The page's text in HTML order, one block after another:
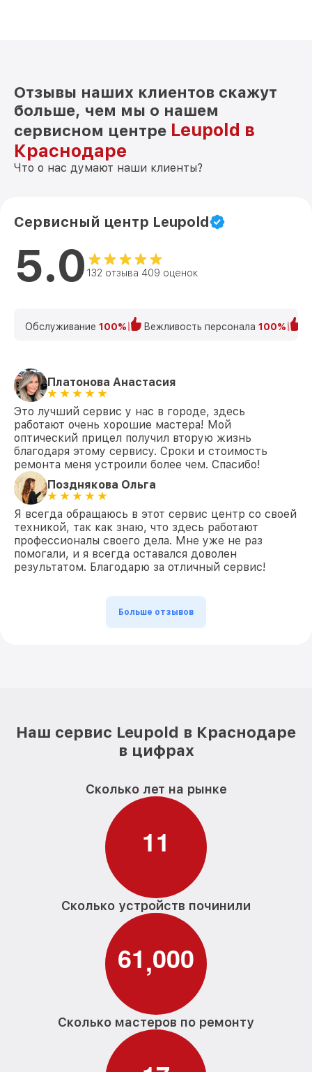
Отзывы наших клиентов скажут
больше, чем мы о нашем
сервисном центре Leupold в
Краснодаре
Что о нас думают наши клиенты?
Сервисный центр Leupold
5.0 132 отзыва 409 оценок
Обслуживание 100% Вежливость персонала 100%
Платонова Анастасия
Это лучший сервис у нас в городе, здесь
работают очень хорошие мастера! Мой
оптический прицел получил вторую жизнь
благодаря этому сервису. Сроки и стоимость
ремонта меня устроили более чем. Спасибо!
Позднякова Ольга
Я всегда обращаюсь в этот сервис центр со своей
техникой, так как знаю, что здесь работают
профессионалы своего дела. Мне уже не раз
помогали, и я всегда оставался доволен
результатом. Благодарю за отличный сервис!
Больше отзывов
Наш сервис Leupold в Краснодаре
в цифрах
Сколько лет на рынке
11
Сколько устройств починили
61,000
Сколько мастеров по ремонту